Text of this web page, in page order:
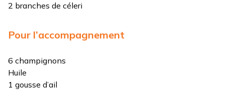
2 branches de céleri
Pour l’accompagnement
6 champignons
Huile
1 gousse d’ail